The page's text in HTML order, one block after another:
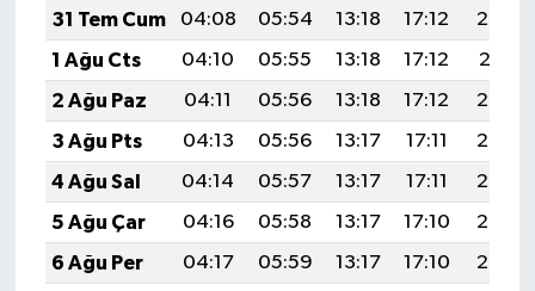
31 Tem Cum
04:08 05:54 13:18 17:12
20:32
1 Ağu Cts
04:10 05:55 13:18 17:12
20:31
2 Ağu Paz
04:11 05:56 13:18 17:12
20:30
3 Ağu Pts
04:13 05:56 13:17 17:11
20:28
4 Ağu Sal
04:14 05:57 13:17 17:11
20:27
5 Ağu Çar
04:16 05:58 13:17 17:10
20:26
6 Ağu Per
04:17 05:59 13:17 17:10
20:25